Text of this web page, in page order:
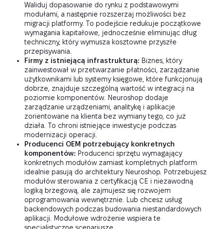
Waliduj dopasowanie do rynku z podstawowymi
modułami, a następnie rozszerzaj możliwości bez
migracji platformy. To podejście redukuje początkowe
wymagania kapitałowe, jednocześnie eliminując dług
techniczny, który wymusza kosztowne przyszłe
przepisywania.
Firmy z istniejącą infrastrukturą: Biznes, który
zainwestował w przetwarzanie płatności, zarządzanie
użytkownikami lub systemy księgowe, które funkcjonują
dobrze, znajduje szczególną wartość w integracji na
poziomie komponentów. Neuroshop dodaje
zarządzanie urządzeniami, analitykę i aplikacje
zorientowane na klienta bez wymiany tego, co już
działa. To chroni istniejące inwestycje podczas
modernizacji operacji.
Producenci OEM potrzebujący konkretnych
komponentów: Producenci sprzętu wymagający
konkretnych modułów zamiast kompletnych platform
idealnie pasują do architektury Neuroshop. Potrzebujesz
modułów sterowania z certyfikacją CE i niezawodną
logiką brzegową, ale zajmujesz się rozwojem
oprogramowania wewnętrznie. Lub chcesz usług
backendowych podczas budowania niestandardowych
aplikacji. Modułowe wdrożenie wspiera te
specjalistyczne scenariusze.